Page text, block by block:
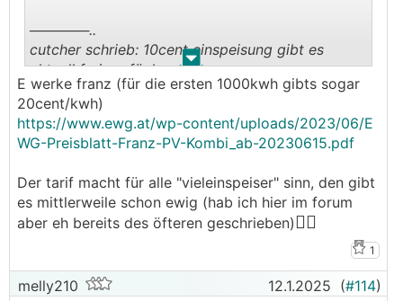
. .
──────..
cutcher schrieb: 10cent einspeisung gibt es
aktuell frei verfügbar
───────────────
Und wo bitte? (Garantiert für die
Sommermonate, denn dort spielt für Einspeiser
E werke franz (für die ersten 1000kwh gibts sogar
20cent/kwh)
https://www.ewg.at/wp-content/uploads/2023/06/E
WG-Preisblatt-Franz-PV-Kombi_ab-20230615.pdf
Der tarif macht für alle "vieleinspeiser" sinn, den gibt
es mittlerweile schon ewig (hab ich hier im forum
aber eh bereits des öfteren geschrieben)🤷‍♀️
1
melly210 12.1.2025 (#114)